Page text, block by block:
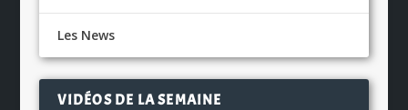
Les News
VIDÉOS DE LA SEMAINE